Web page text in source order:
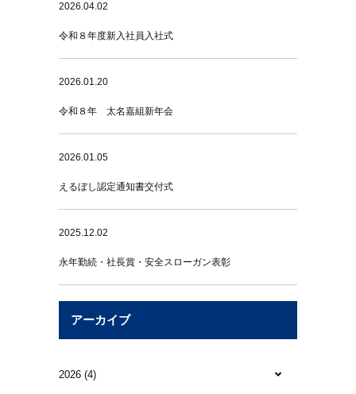
2026.04.02
令和８年度新入社員入社式
2026.01.20
令和８年 太名嘉組新年会
2026.01.05
えるぼし認定通知書交付式
2025.12.02
永年勤続・社長賞・安全スローガン表彰
アーカイブ
2026 (4)